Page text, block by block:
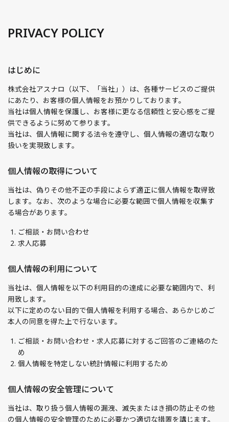
PRIVACY POLICY
はじめに
株式会社アスナロ（以下、「当社」）は、各種サービスのご提供
にあたり、お客様の個人情報をお預かりしております。
当社は個人情報を保護し、お客様に更なる信頼性と安心感をご提
供できるように努めて参ります。
当社は、個人情報に関する法令を遵守し、個人情報の適切な取り
扱いを実現致します。
個人情報の取得について
当社は、偽りその他不正の手段によらず適正に個人情報を取得致
します。なお、次のような場合に必要な範囲で個人情報を収集す
る場合があります。
ご相談・お問い合わせ
求人応募
個人情報の利用について
当社は、個人情報を以下の利用目的の達成に必要な範囲内で、利
用致します。
以下に定めのない目的で個人情報を利用する場合、あらかじめご
本人の同意を得た上で行ないます。
ご相談・お問い合わせ・求人応募に対するご回答のご連絡のた
め
個人情報を特定しない統計情報に利用するため
個人情報の安全管理について
当社は、取り扱う個人情報の漏洩、滅失またはき損の防止その他
の個人情報の安全管理のために必要かつ適切な措置を講じます。